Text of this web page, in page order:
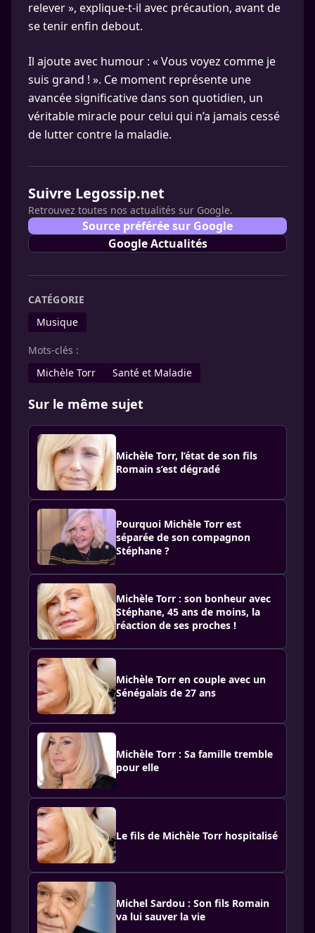
relever », explique-t-il avec précaution, avant de
se tenir enfin debout.
Il ajoute avec humour : « Vous voyez comme je
suis grand ! ». Ce moment représente une
avancée significative dans son quotidien, un
véritable miracle pour celui qui n’a jamais cessé
de lutter contre la maladie.
Suivre Legossip.net
Retrouvez toutes nos actualités sur Google.
Source préférée sur Google
Google Actualités
CATÉGORIE
Musique
Mots-clés :
Michèle Torr
Santé et Maladie
Sur le même sujet
Michèle Torr, l’état de son fils
Romain s’est dégradé
Pourquoi Michèle Torr est
séparée de son compagnon
Stéphane ?
Michèle Torr : son bonheur avec
Stéphane, 45 ans de moins, la
réaction de ses proches !
Michèle Torr en couple avec un
Sénégalais de 27 ans
Michèle Torr : Sa famille tremble
pour elle
Le fils de Michèle Torr hospitalisé
Michel Sardou : Son fils Romain
va lui sauver la vie